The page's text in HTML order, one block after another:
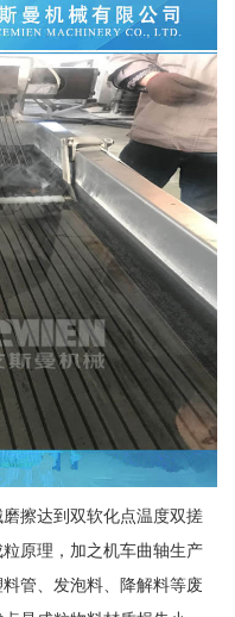
擦达到双软化点温度双搓
原理，加之机车曲轴生产
管、发泡料、降解料等废